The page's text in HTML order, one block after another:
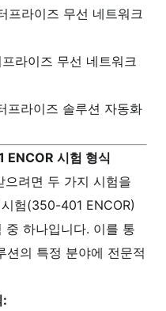
라이즈 무선 네트워크
라이즈 무선 네트워크
라이즈 솔루션 자동화
시험 형식
려면 두 가지 시험을
험(350-401 ENCOR)
중 하나입니다. 이를 통
션의 특정 분야에 전문적
: